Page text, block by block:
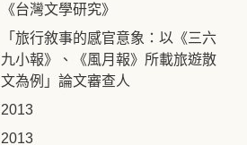
《台灣文學研究》
「旅行敘事的感官意象：以《三六
九小報》、《風月報》所載旅遊散
文為例」論文審查人
2013
2013